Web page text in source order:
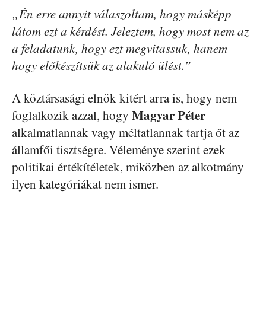
„Én erre annyit válaszoltam, hogy másképp
látom ezt a kérdést. Jeleztem, hogy most nem az
a feladatunk, hogy ezt megvitassuk, hanem
hogy előkészítsük az alakuló ülést.”
A köztársasági elnök kitért arra is, hogy nem
foglalkozik azzal, hogy Magyar Péter
alkalmatlannak vagy méltatlannak tartja őt az
államfői tisztségre. Véleménye szerint ezek
politikai értékítéletek, miközben az alkotmány
ilyen kategóriákat nem ismer.